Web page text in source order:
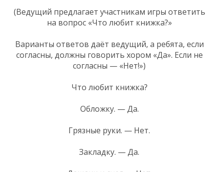
(Ведущий предлагает участникам игры ответить
на вопрос «Что любит книжка?»
Варианты ответов даёт ведущий, а ребята, если
согласны, должны говорить хором «Да». Если не
согласны — «Нет!»)
Что любит книжка?
Обложку. — Да.
Грязные руки. — Нет.
Закладку. — Да.